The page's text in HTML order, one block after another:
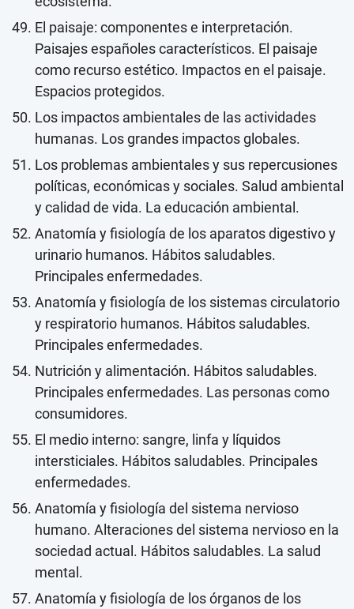
El paisaje: componentes e interpretación.
Paisajes españoles característicos. El paisaje
como recurso estético. Impactos en el paisaje.
Espacios protegidos.
Los impactos ambientales de las actividades
humanas. Los grandes impactos globales.
Los problemas ambientales y sus repercusiones
políticas, económicas y sociales. Salud ambiental
y calidad de vida. La educación ambiental.
Anatomía y fisiología de los aparatos digestivo y
urinario humanos. Hábitos saludables.
Principales enfermedades.
Anatomía y fisiología de los sistemas circulatorio
y respiratorio humanos. Hábitos saludables.
Principales enfermedades.
Nutrición y alimentación. Hábitos saludables.
Principales enfermedades. Las personas como
consumidores.
El medio interno: sangre, linfa y líquidos
intersticiales. Hábitos saludables. Principales
enfermedades.
Anatomía y fisiología del sistema nervioso
humano. Alteraciones del sistema nervioso en la
sociedad actual. Hábitos saludables. La salud
mental.
Anatomía y fisiología de los órganos de los